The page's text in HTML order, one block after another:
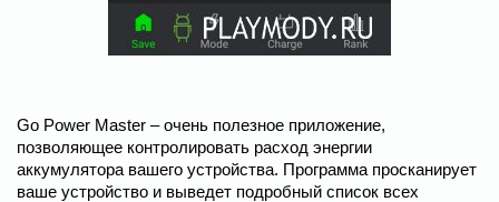
Go Power Master – очень полезное приложение,
позволяющее контролировать расход энергии
аккумулятора вашего устройства. Программа просканирует
ваше устройство и выведет подробный список всех